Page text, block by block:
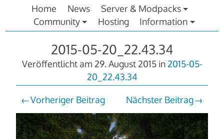
Home News
Server & Modpacks
Community
Hosting Information
2015-05-20_22.43.34
Veröffentlicht am 29. August 2015in2015-05-
20_22.43.34
Vorheriger Beitrag Nächster Beitrag